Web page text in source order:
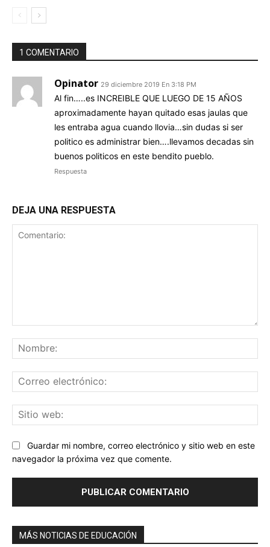
1 COMENTARIO
Opinator 29 diciembre 2019 En 3:18 PM
Al fin…..es INCREIBLE QUE LUEGO DE 15 AÑOS
aproximadamente hayan quitado esas jaulas que
les entraba agua cuando llovia…sin dudas si ser
politico es administrar bien….llevamos decadas sin
buenos politicos en este bendito pueblo.
Respuesta
DEJA UNA RESPUESTA
Guardar mi nombre, correo electrónico y sitio web en este
navegador la próxima vez que comente.
MÁS NOTICIAS DE EDUCACIÓN